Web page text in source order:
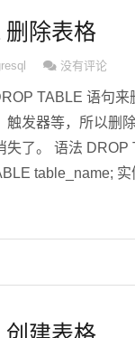
删除表格
没有评论
TABLE 语句来
发器等，所以删
失了。 语法 DROP
table_name;